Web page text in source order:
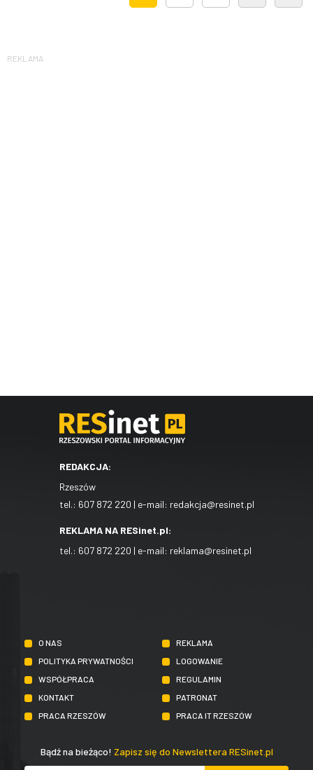
REKLAMA
REDAKCJA:
Rzeszów
tel.: 607 872 220 | e-mail: redakcja@resinet.pl
REKLAMA NA RESinet.pl:
tel.: 607 872 220 | e-mail: reklama@resinet.pl
O NAS
REKLAMA
POLITYKA PRYWATNOŚCI
LOGOWANIE
WSPÓŁPRACA
REGULAMIN
KONTAKT
PATRONAT
PRACA RZESZÓW
PRACA IT RZESZÓW
Bądź na bieżąco! Zapisz się do Newslettera RESinet.pl